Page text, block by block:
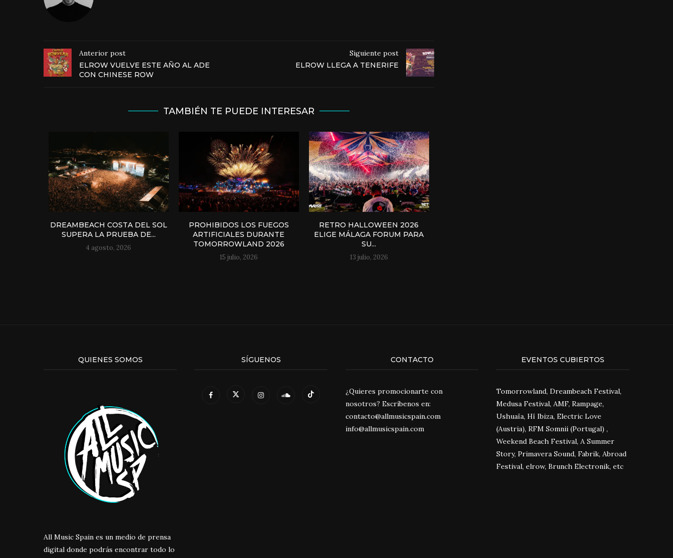
Anterior post
ELROW VUELVE ESTE AÑO AL ADE
CON CHINESE ROW
Siguiente post
ELROW LLEGA A TENERIFE
TAMBIÉN TE PUEDE INTERESAR
DREAMBEACH COSTA DEL SOL
SUPERA LA PRUEBA DE...
4 agosto, 2026
PROHIBIDOS LOS FUEGOS
ARTIFICIALES DURANTE
TOMORROWLAND 2026
15 julio, 2026
RETRO HALLOWEEN 2026
ELIGE MÁLAGA FORUM PARA
SU...
13 julio, 2026
QUIENES SOMOS
All Music Spain es un medio de prensa
digital donde podrás encontrar todo lo
SÍGUENOS CONTACTO
¿Quieres promocionarte con
nosotros? Escríbenos en:
contacto@allmusicspain.com
info@allmusicspain.com
EVENTOS CUBIERTOS
Tomorrowland, Dreambeach Festival,
Medusa Festival, AMF, Rampage,
Ushuaïa, Hï Ibiza, Electric Love
(Austria), RFM Somnii (Portugal) ,
Weekend Beach Festival, A Summer
Story, Primavera Sound, Fabrik, Abroad
Festival, elrow, Brunch Electronik, etc